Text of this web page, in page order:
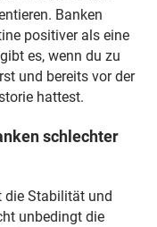
Banken
positiver als eine
es, wenn du zu
und bereits vor der
hattest.
schlechter
die Stabilität und
unbedingt die